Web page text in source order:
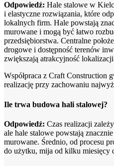
Odpowiedź: Hale stalowe w
i elastyczne rozwiązania, które
lokalnych firm. Hale powstają
murowane i mogą być łatwo
przedsiębiorstwa. Centralne
drogowe i dostępność terenów
zwiększają atrakcyjność
Współpraca z Craft Construction
realizację przy zachowaniu
Ile trwa budowa hali stalowej?
Odpowiedź: Czas realizacji
ale hale stalowe powstają
murowane. Średnio, od procesu
do użytku, mija od kilku miesięcy